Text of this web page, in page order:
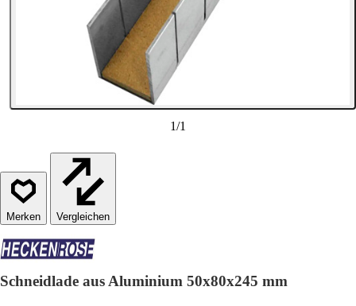
1/1
Vergleichen
Schneidlade aus Aluminium 50x80x245 mm